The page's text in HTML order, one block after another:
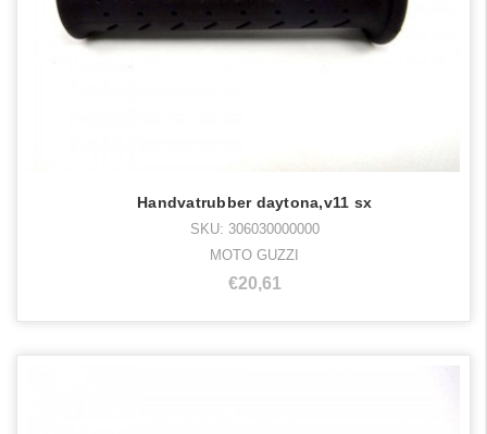
Handvatrubber daytona,v11 sx
SKU: 306030000000
MOTO GUZZI
€20,61